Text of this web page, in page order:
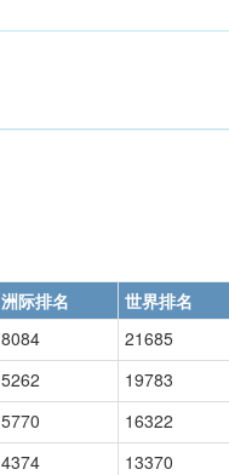
洲际排名 世界排名
8084 21685
5262 19783
5770 16322
4374 13370